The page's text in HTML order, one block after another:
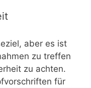
aber es ist
zu treffen
zu achten.
für